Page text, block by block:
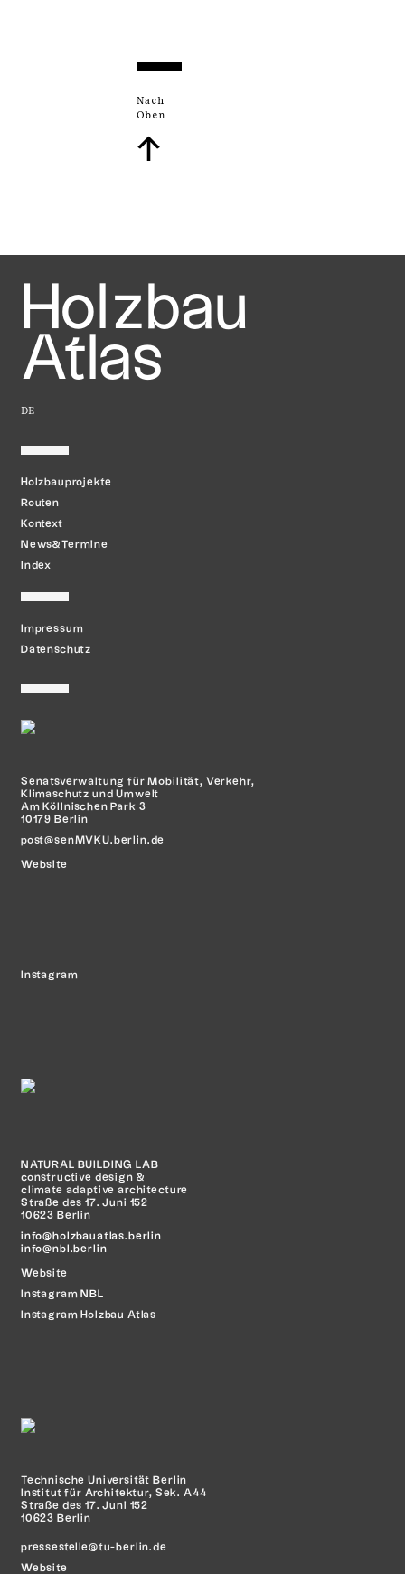
Nach
Oben
↑
Holzbau
Atlas
DE
Holzbauprojekte
Routen
Kontext
News&Termine
Index
Impressum
Datenschutz
Senatsverwaltung für Mobilität, Verkehr,
Klimaschutz und Umwelt
Am Köllnischen Park 3
10179 Berlin
post@senMVKU.berlin.de
Website
Instagram
NATURAL BUILDING LAB
constructive design &
climate adaptive architecture
Straße des 17. Juni 152
10623 Berlin
info@holzbauatlas.berlin
info@nbl.berlin
Website
Instagram NBL
Instagram Holzbau Atlas
Technische Universität Berlin
Institut für Architektur, Sek. A44
Straße des 17. Juni 152
10623 Berlin
pressestelle@tu-berlin.de
Website